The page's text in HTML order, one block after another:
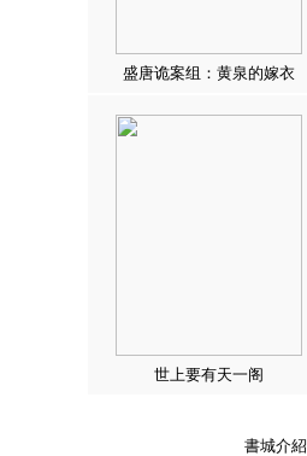
盛唐诡案组：黄泉的嫁衣
世上要有天一阁
書城介紹